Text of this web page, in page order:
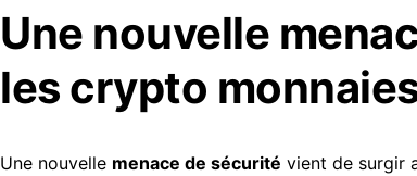
Une nouvelle
les crypto
Une nouvelle menace de sécurité vient de surgir